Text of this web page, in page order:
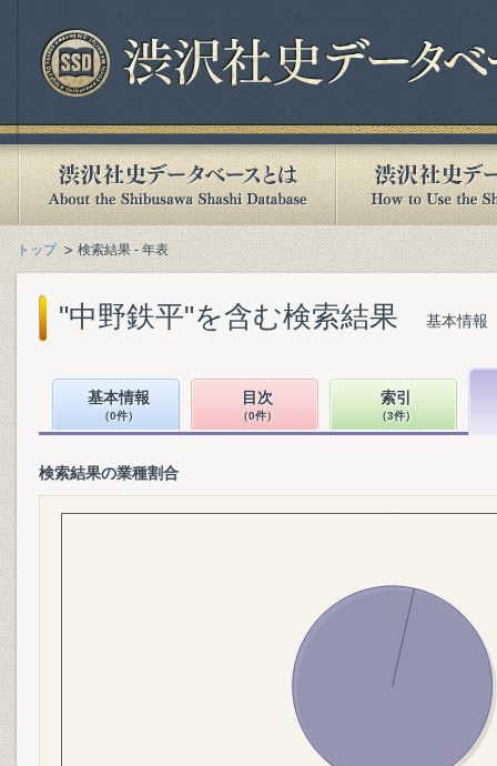
トップ 検索結果 - 年表
"中野鉄平"を含む検索結果 基本情報
基本情報
（0件）
目次
（0件）
索引
（3件）
検索結果の業種割合